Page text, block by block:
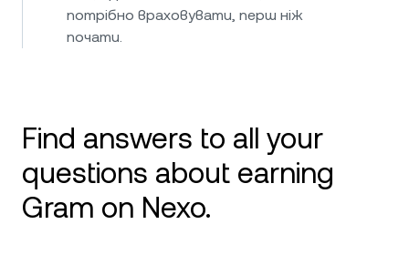
потрібно враховувати, перш ніж
почати.
Find answers to all your
questions about earning
Gram on Nexo.